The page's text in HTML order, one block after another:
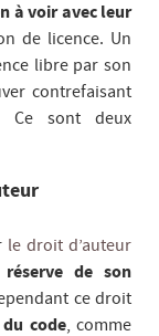
à voir avec leur
de licence. Un
libre par son
contrefaisant
Ce sont deux
le droit d’auteur
réserve de son
ce droit
code, comme